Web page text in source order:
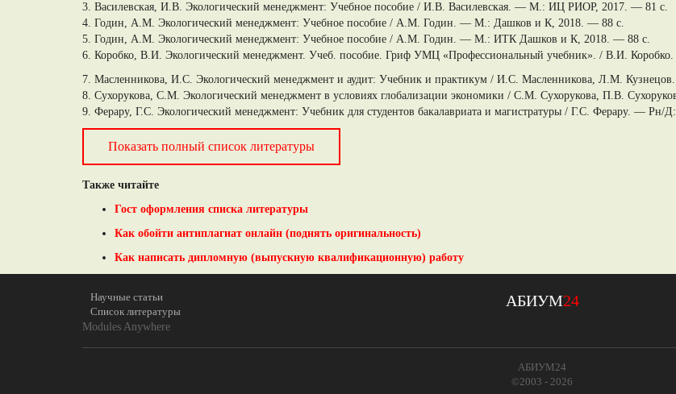
3. Василевская, И.В. Экологический менеджмент: Учебное пособие / И.В. Василевская. — М.: ИЦ РИОР, 2017. — 81 c.
4. Годин, А.М. Экологический менеджмент: Учебное пособие / А.М. Годин. — М.: Дашков и К, 2018. — 88 c.
5. Годин, А.М. Экологический менеджмент: Учебное пособие / А.М. Годин. — М.: ИТК Дашков и К, 2018. — 88 c.
6. Коробко, В.И. Экологический менеджмент. Учеб. пособие. Гриф УМЦ «Профессиональный учебник». / В.И.
7. Масленникова, И.С. Экологический менеджмент и аудит: Учебник и практикум / И.С. Масленникова, Л.М.
8. Сухорукова, С.М. Экологический менеджмент в условиях глобализации экономики / С.М. Сухорукова, П.В.
9. Ферару, Г.С. Экологический менеджмент: Учебник для студентов бакалавриата и магистратуры / Г.С. Ферару. —
Показать полный список литературы
Также читайте
Гост оформления списка литературы
Как обойти антиплагиат онлайн (поднять оригинальность)
Как написать дипломную (выпускную квалификационную) работу
Научные статьи
Список литературы
АБИУМ24
Modules Anywhere
АБИУМ24
©2003 - 2026